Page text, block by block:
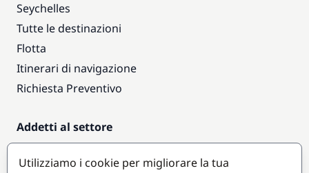
Seychelles
Tutte le destinazioni
Flotta
Itinerari di navigazione
Richiesta Preventivo
Addetti al settore
Accesso armatori
Diventare partner
Utilizziamo i cookie per migliorare la tua